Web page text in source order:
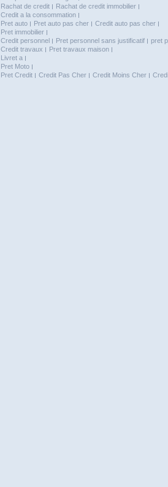
Rachat de credit
Rachat de credit immobilier
Credit a la consommation
Pret auto Pret auto pas cher
Credit auto pas cher
Pret immobilier
Credit personnel Pret personnel sans justificatif
pret
Credit travaux
Pret travaux maison
Livret a
Pret Moto
Pret Credit Credit Pas Cher Credit Moins Cher